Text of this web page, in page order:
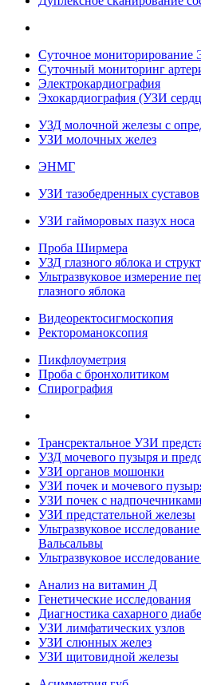
Суточное мониторирование
Суточный мониторинг
Электрокардиография
Эхокардиография (УЗИ
УЗД молочной железы с
УЗИ молочных желез
ЭНМГ
УЗИ тазобедренных суставов
УЗИ гайморовых пазух носа
Проба Ширмера
УЗД глазного яблока и
Ультразвуковое измерение
глазного яблока
Видеоректосигмоскопия
Ректороманоксопия
Пикфлоуметрия
Проба с бронхолитиком
Спирография
Трансректальное УЗИ
УЗД мочевого пузыря и
УЗИ органов мошонки
УЗИ почек и мочевого
УЗИ почек с надпочечниками
УЗИ предстательной железы
Ультразвуковое
Вальсальвы
Ультразвуковое
Анализ на витамин Д
Генетические исследования
Диагностика сахарного
УЗИ лимфатических узлов
УЗИ слюнных желез
УЗИ щитовидной железы